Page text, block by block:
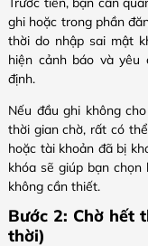
ghi hoặc trong phần
thời do nhập sai mật
hiện cảnh báo và yêu
định.
Nếu đầu ghi không
thời gian chờ, rất có
hoặc tài khoản đã bị
khóa sẽ giúp bạn
không cần thiết.
Bước 2: Chờ hết
thời)